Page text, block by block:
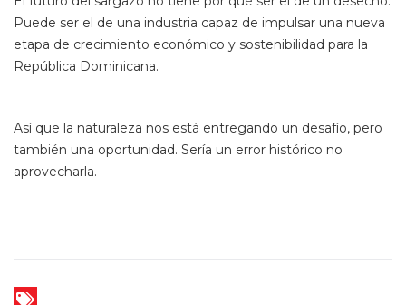
Puede ser el de una industria capaz de impulsar una nueva
etapa de crecimiento económico y sostenibilidad para la
República Dominicana.
Así que la naturaleza nos está entregando un desafío, pero
también una oportunidad. Sería un error histórico no
aprovecharla.